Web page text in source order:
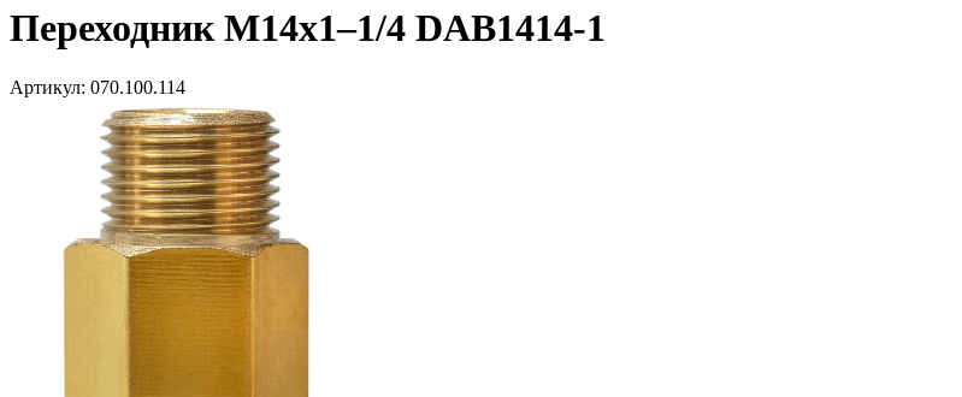
Переходник M14х1–1/4 DAB1414-1
Артикул: 070.100.114